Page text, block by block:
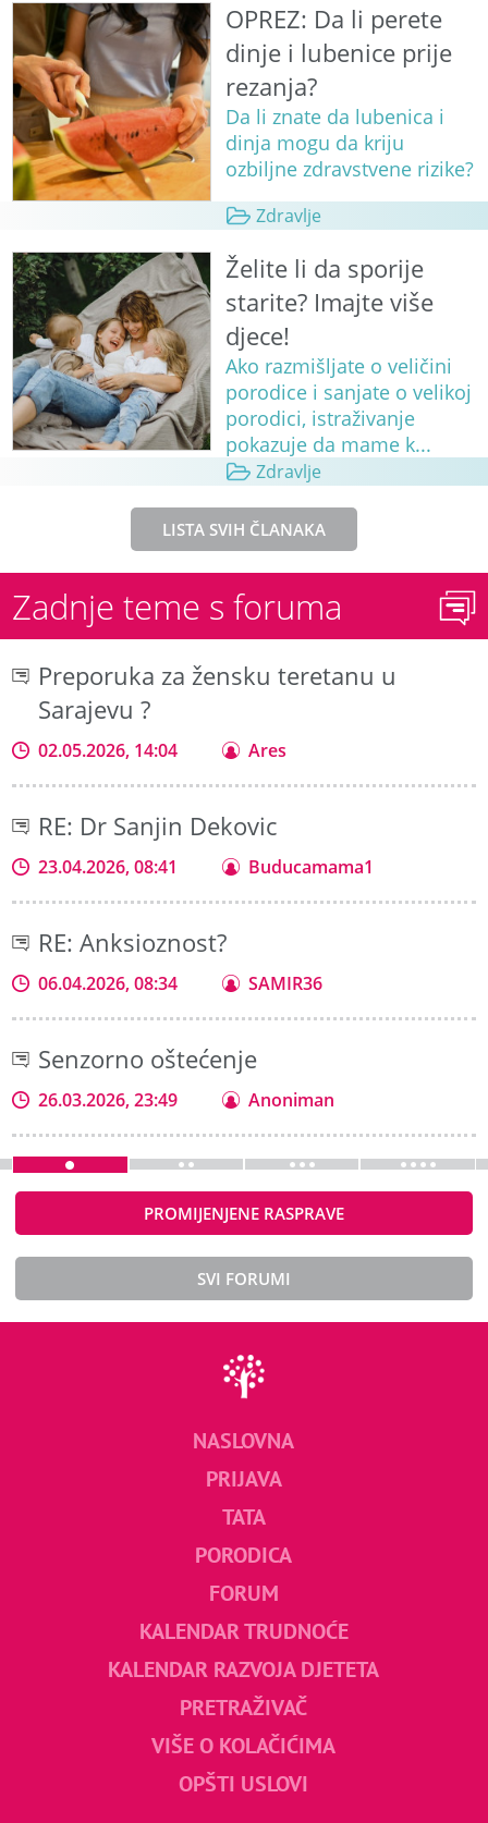
OPREZ: Da li perete
dinje i lubenice prije
rezanja?
Da li znate da lubenica i
dinja mogu da kriju
ozbiljne zdravstvene rizike?
Zdravlje
Želite li da sporije
starite? Imajte više
djece!
Ako razmišljate o veličini
porodice i sanjate o velikoj
porodici, istraživanje
pokazuje da mame k...
Zdravlje
LISTA SVIH ČLANAKA
Zadnje teme s foruma
Preporuka za žensku teretanu u
Sarajevu ?
02.05.2026, 14:04 Ares
RE: Dr Sanjin Dekovic
23.04.2026, 08:41 Buducamama1
RE: Anksioznost?
06.04.2026, 08:34 SAMIR36
Senzorno oštećenje
26.03.2026, 23:49 Anoniman
PROMIJENJENE RASPRAVE
SVI FORUMI
NASLOVNA
PRIJAVA
TATA
PORODICA
FORUM
KALENDAR TRUDNOĆE
KALENDAR RAZVOJA DJETETA
PRETRAŽIVAČ
VIŠE O KOLAČIĆIMA
OPŠTI USLOVI